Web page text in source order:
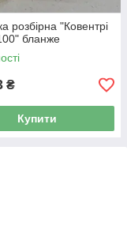
розбірна "Ковентрі
бланже
₴
Купити